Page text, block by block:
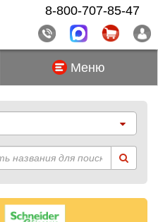
Меню
8-800-707-85-47